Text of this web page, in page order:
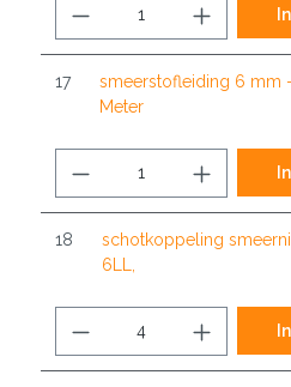
17
smeerstofleiding 6 mm
Meter
18
schotkoppeling
6LL,